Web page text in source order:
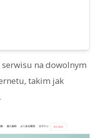
serwisu na dowolnym
takim jak